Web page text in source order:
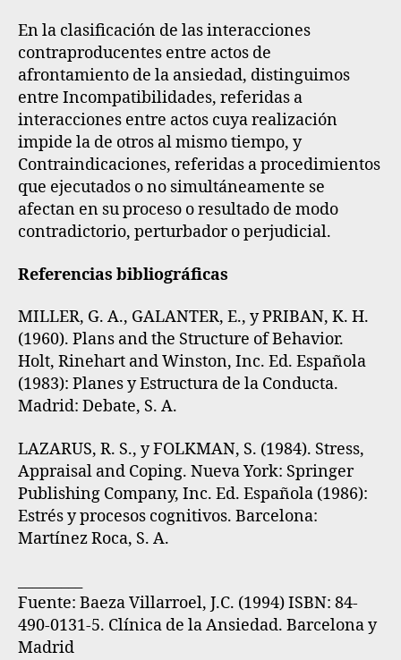
En la clasificación de las interacciones
contraproducentes entre actos de
afrontamiento de la ansiedad, distinguimos
entre Incompatibilidades, referidas a
interacciones entre actos cuya realización
impide la de otros al mismo tiempo, y
Contraindicaciones, referidas a procedimientos
que ejecutados o no simultáneamente se
afectan en su proceso o resultado de modo
contradictorio, perturbador o perjudicial.
Referencias bibliográficas
MILLER, G. A., GALANTER, E., y PRIBAN, K. H.
(1960). Plans and the Structure of Behavior.
Holt, Rinehart and Winston, Inc. Ed. Española
(1983): Planes y Estructura de la Conducta.
Madrid: Debate, S. A.
LAZARUS, R. S., y FOLKMAN, S. (1984). Stress,
Appraisal and Coping. Nueva York: Springer
Publishing Company, Inc. Ed. Española (1986):
Estrés y procesos cognitivos. Barcelona:
Martínez Roca, S. A.
Fuente: Baeza Villarroel, J.C. (1994) ISBN: 84-
490-0131-5. Clínica de la Ansiedad. Barcelona y
Madrid